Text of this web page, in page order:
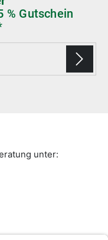
% Gutschein
unter: